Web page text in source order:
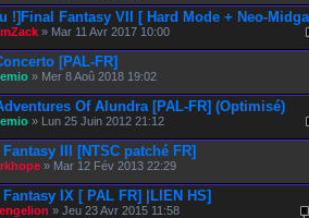
!]Final Fantasy VII [ Hard Mode + Neo-
» Mar 11 Avr 2017 10:00
[PAL-FR]
» Mer 8 Aoû 2018 19:02
Of Alundra [PAL-FR] (Optimisé)
» Lun 25 Juin 2012 21:12
III [NTSC patché FR]
» Mar 12 Fév 2013 22:29
IX [ PAL FR] |LIEN HS]
» Jeu 23 Avr 2015 11:58